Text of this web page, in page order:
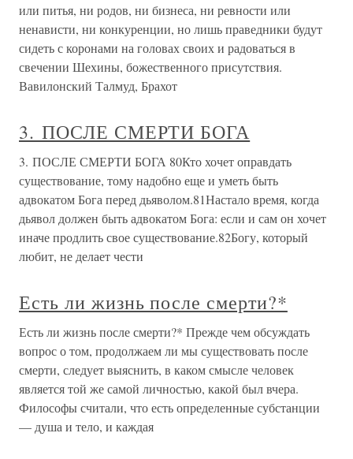
или питья, ни родов, ни бизнеса, ни ревности или
ненависти, ни конкуренции, но лишь праведники будут
сидеть с коронами на головах своих и радоваться в
свечении Шехины, божественного присутствия.
Вавилонский Талмуд, Брахот
3. ПОСЛЕ СМЕРТИ БОГА
3. ПОСЛЕ СМЕРТИ БОГА 80Кто хочет оправдать
существование, тому надобно еще и уметь быть
адвокатом Бога перед дьяволом.81Настало время, когда
дьявол должен быть адвокатом Бога: если и сам он хочет
иначе продлить свое существование.82Богу, который
любит, не делает чести
Есть ли жизнь после смерти?*
Есть ли жизнь после смерти?* Прежде чем обсуждать
вопрос о том, продолжаем ли мы существовать после
смерти, следует выяснить, в каком смысле человек
является той же самой личностью, какой был вчера.
Философы считали, что есть определенные субстанции
— душа и тело, и каждая